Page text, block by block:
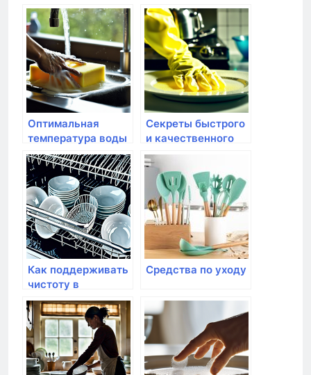
специальных
щеток для мытья
посуды
посуды при мытье
Оптимальная
температура воды
для мытья посуды
Секреты быстрого
и качественного
мытья посуды
Как поддерживать
чистоту в
посудомоечной
машине
Средства по уходу